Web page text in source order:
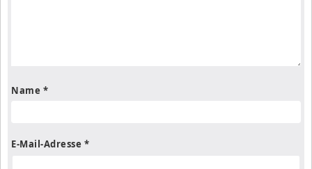
Name *
E-Mail-Adresse *